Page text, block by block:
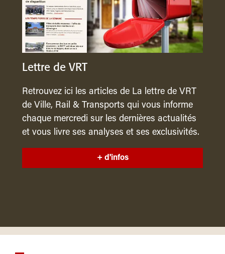
Lettre de VRT
Retrouvez ici les articles de La lettre de VRT
de Ville, Rail & Transports qui vous informe
chaque mercredi sur les dernières actualités
et vous livre ses analyses et ses exclusivités.
+ d'infos